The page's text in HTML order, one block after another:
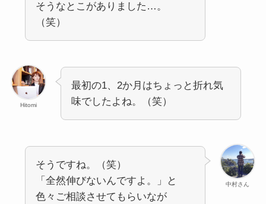
そうなとこがありました…。
（笑）
Hitomi
最初の1、2か月はちょっと折れ気
味でしたよね。（笑）
中村さん
そうですね。（笑）
「全然伸びないんですよ。」と
色々ご相談させてもらいなが